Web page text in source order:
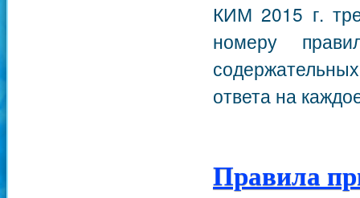
КИМ 2015 г.
номеру
ответа на
Правила